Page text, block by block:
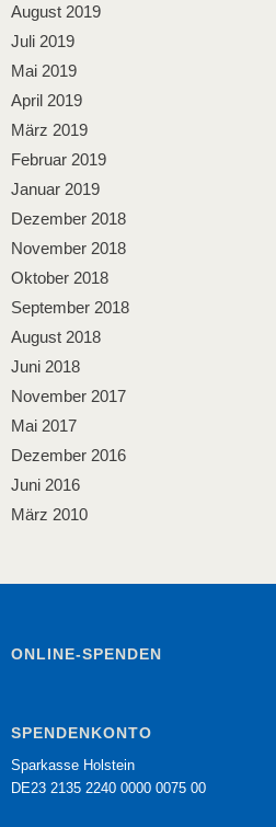
August 2019
Juli 2019
Mai 2019
April 2019
März 2019
Februar 2019
Januar 2019
Dezember 2018
November 2018
Oktober 2018
September 2018
August 2018
Juni 2018
November 2017
Mai 2017
Dezember 2016
Juni 2016
März 2010
ONLINE-SPENDEN
SPENDENKONTO
Sparkasse Holstein
DE23 2135 2240 0000 0075 00